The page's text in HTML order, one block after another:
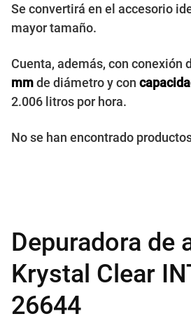
Se convertirá en el accesorio
mayor tamaño.
Cuenta, además, con conexión
mmde diámetro y con
2.006 litros por hora.
No se han encontrado
Depuradora de
Krystal Clear
26644